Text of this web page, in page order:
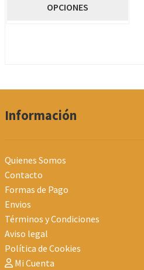
OPCIONES
se
Información
Quienes Somos
Contacto
Formas de Pago
Envios
Términos y Condiciones
Aviso legal
Política de Cookies
Mi Cuenta